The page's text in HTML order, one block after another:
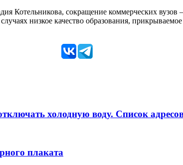
Котельникова, сокращение коммерческих
низкое качество образования,
холодную воду. Список
плаката